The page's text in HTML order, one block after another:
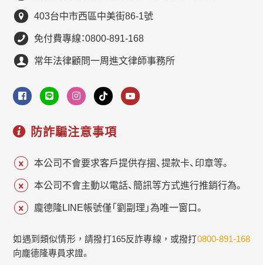
403台中市西區中美街86-1號
免付費專線：0800-891-168
常年法律顧問一周進文律師事務所
防詐騙注意事項
本公司不會要求客戶提供存摺、提款卡、印章等。
本公司不會主動以電話、簡訊等方式進行推銷行為。
龐德隆LINE帳號僅「劉副理」為唯一窗口。
如遇到類似情形，請撥打165反詐專線，或撥打0800-891-168
向龐德隆專員求證。